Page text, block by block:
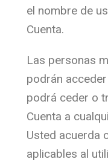
el nombre de
Cuenta.
Las personas
podrán
podrá ceder o
Cuenta a
Usted acuerda
aplicables al